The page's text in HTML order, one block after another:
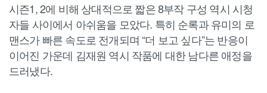
시즌1, 2에 비해 상대적으로 짧은 8부작 구성 역시 시청
자들 사이에서 아쉬움을 모았다. 특히 순록과 유미의 로
맨스가 빠른 속도로 전개되며 “더 보고 싶다”는 반응이
이어진 가운데 김재원 역시 작품에 대한 남다른 애정을
드러냈다.